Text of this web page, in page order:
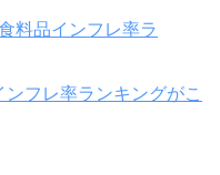
ンフレ率ランキングがこ